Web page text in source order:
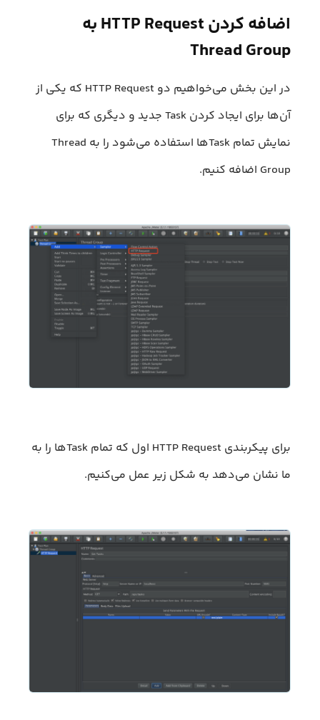
اضافه کردن HTTP Request به
Thread Group
در این بخش می‌خواهیم دو HTTP Request که یکی از
آن‌ها برای ایجاد کردن Task جدید و دیگری که برای
نمایش تمام Taskها استفاده می‌شود را به Thread
Group اضافه کنیم.
برای پیکربندی HTTP Request اول که تمام Taskها را به
ما نشان می‌دهد به شکل زیر عمل می‌کنیم.